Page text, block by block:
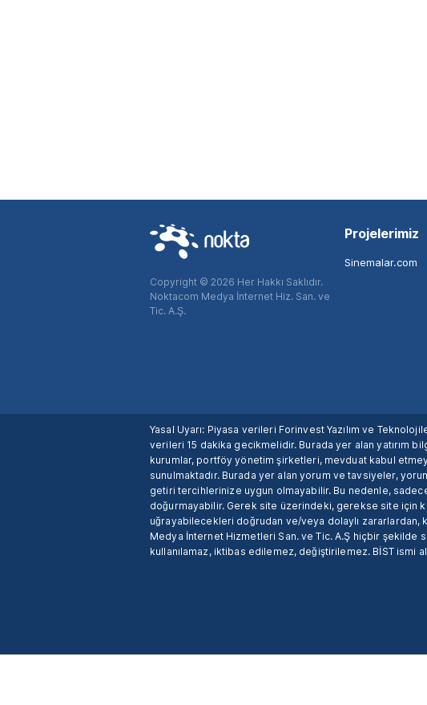
Copyright © 2026 Her Hakkı Saklıdır.
Noktacom Medya İnternet Hiz. San. ve
Tic. A.Ş.
Projelerimiz
Sinemalar.com
Yasal Uyarı: Piyasa verileri Forinvest Yazılım ve
verileri 15 dakika gecikmelidir. Burada yer alan yatırım
kurumlar, portföy yönetim şirketleri, mevduat kabul
sunulmaktadır. Burada yer alan yorum ve tavsiyeler,
getiri tercihlerinize uygun olmayabilir. Bu nedenle,
doğurmayabilir. Gerek site üzerindeki, gerekse site için
uğrayabilecekleri doğrudan ve/veya dolaylı
Medya İnternet Hizmetleri San. ve Tic. A.Ş hiçbir şekilde
kullanılamaz, iktibas edilemez, değiştirilemez. BİST ismi